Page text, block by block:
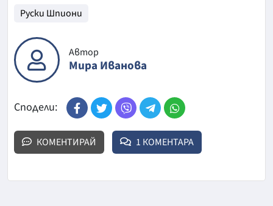
Руски Шпиони
Автор
Мира Иванова
Сподели:
КОМЕНТИРАЙ 1 КОМЕНТАРА